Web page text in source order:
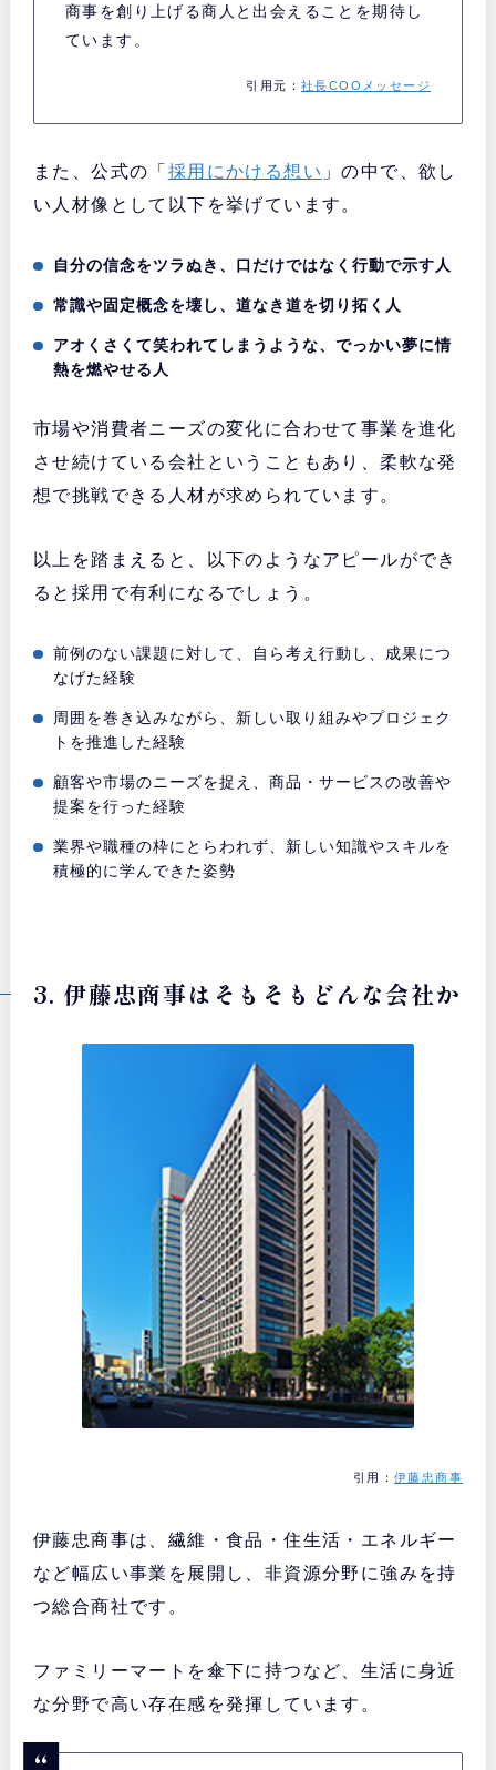
商事を創り上げる商人と出会えることを期待し
ています。
引用元：社長COOメッセージ
また、公式の「 採用にかける想い 」の中で、欲し
い人材像として以下を挙げています。
自分の信念をツラぬき、口だけではなく行動で示す人
常識や固定概念を壊し、道なき道を切り拓く人
アオくさくて笑われてしまうような、でっかい夢に情
熱を燃やせる人
市場や消費者ニーズの変化に合わせて事業を進化
させ続けている会社ということもあり、柔軟な発
想で挑戦できる人材が求められています。
以上を踏まえると、以下のようなアピールができ
ると採用で有利になるでしょう。
前例のない課題に対して、自ら考え行動し、成果につ
なげた経験
周囲を巻き込みながら、新しい取り組みやプロジェク
トを推進した経験
顧客や市場のニーズを捉え、商品・サービスの改善や
提案を行った経験
業界や職種の枠にとらわれず、新しい知識やスキルを
積極的に学んできた姿勢
3. 伊藤忠商事はそもそもどんな会社か
引用：伊藤忠商事
伊藤忠商事は、繊維・食品・住生活・エネルギー
など幅広い事業を展開し、非資源分野に強みを持
つ総合商社です。
ファミリーマートを傘下に持つなど、生活に身近
な分野で高い存在感を発揮しています。